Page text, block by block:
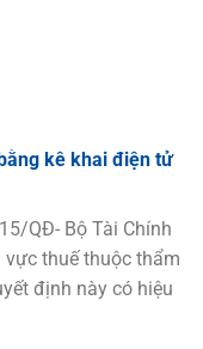
kê khai điện tử
QĐ- Bộ Tài Chính
thuế thuộc thẩm
định này có hiệu